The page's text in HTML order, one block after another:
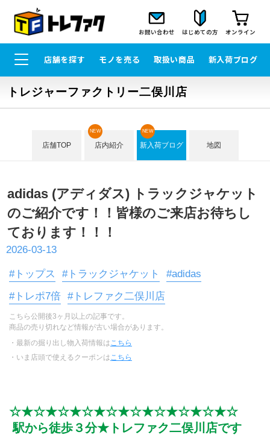
お問い合わせ はじめての方 オンライン
店舗を探す モノを売る 取扱い商品 新入荷ブログ
トレジャーファクトリー二俣川店
店舗TOP 店内紹介
NEW
新入荷ブログ
NEW
地図
adidas (アディダス) トラックジャケット
のご紹介です！！皆様のご来店お待ちし
ております！！！
2026-03-13
#トップス #トラックジャケット
#adidas
#トレポ7倍 #トレファク二俣川店
こちら公開後3ヶ月以上の記事です。
商品の売り切れなど情報が古い場合があります。
・最新の掘り出し物入荷情報は こちら
・いま店頭で使えるクーポンは こちら
☆★☆★☆★☆★☆★☆★☆★☆★☆★☆
駅から徒歩３分★トレファク二俣川店です